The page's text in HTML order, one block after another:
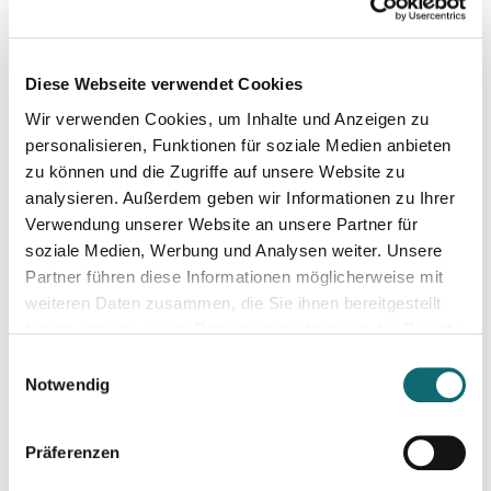
Diese Webseite verwendet Cookies
Wir verwenden Cookies, um Inhalte und Anzeigen zu
personalisieren, Funktionen für soziale Medien anbieten
zu können und die Zugriffe auf unsere Website zu
analysieren. Außerdem geben wir Informationen zu Ihrer
Verwendung unserer Website an unsere Partner für
soziale Medien, Werbung und Analysen weiter. Unsere
Partner führen diese Informationen möglicherweise mit
weiteren Daten zusammen, die Sie ihnen bereitgestellt
Notwendig
Präferenzen
27.01.2026
18.02.2026
Interviewtraining für Journalist:innen
11.03.2026
Besser schreiben und redigieren mit KI
Creative Writing für Journalist:innen
10.04.2026